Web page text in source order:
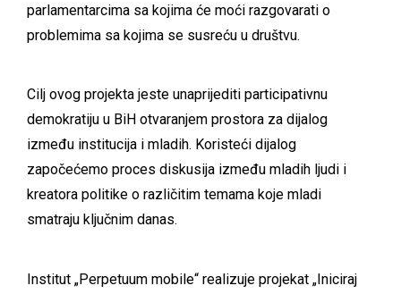
parlamentarcima sa kojima će moći razgovarati o
problemima sa kojima se susreću u društvu.
Cilj ovog projekta jeste unaprijediti participativnu
demokratiju u BiH otvaranjem prostora za dijalog
između institucija i mladih. Koristeći dijalog
započećemo proces diskusija između mladih ljudi i
kreatora politike o različitim temama koje mladi
smatraju ključnim danas.
Institut „Perpetuum mobile“ realizuje projekat „Iniciraj